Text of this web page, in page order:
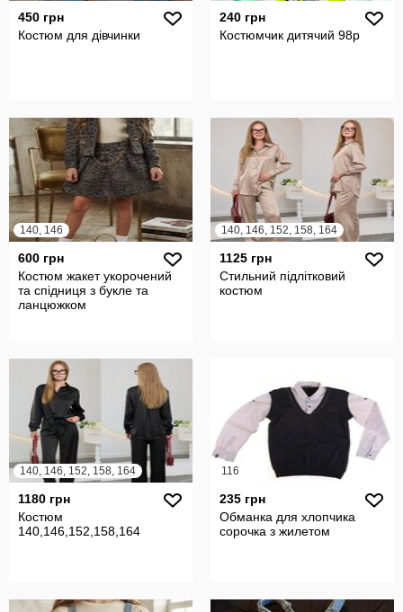
450 грн
Костюм для дівчинки
240 грн
Костюмчик дитячий 98р
140, 146
600 грн
Костюм жакет укорочений
та спідниця з букле та
ланцюжком
140, 146, 152, 158, 164
1125 грн
Стильний підлітковий
костюм
140, 146, 152, 158, 164
1180 грн
Костюм
140,146,152,158,164
116
235 грн
Обманка для хлопчика
сорочка з жилетом